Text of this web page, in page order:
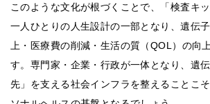
このような文化が根づくことで、「検査キ
一人ひとりの人生設計の一部となり、遺伝
上・医療費の削減・生活の質（QOL）の向
す。専門家・企業・行政が一体となり、遺
先」を支える社会インフラを整えることこ